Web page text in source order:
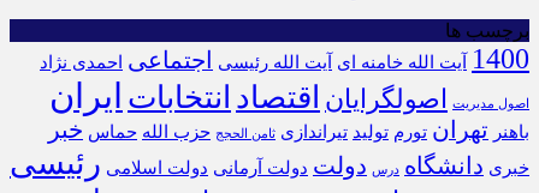
برچسب ها
1400 آیت الله خامنه ای آیت الله رئیسی اجتماعی احمدی نژاد
اصول مدیریت اصولگرایان اقتصاد انتخابات ایران
باهنر تهران تورم تولید تیراندازی ثامن الحجج حزب الله حماس خبر
خبری دانشگاه درس دولت دولت آرمانی دولت اسلامی رئیسی